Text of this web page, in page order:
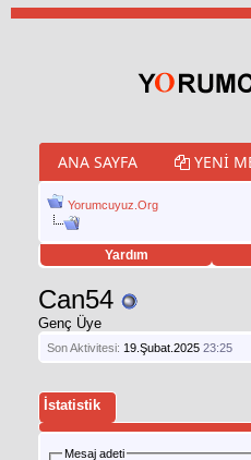
ANA SAYFA YENI
Yorumcuyuz.Org
Yardım
hilesi
Can54
Genç Üye
Son Aktivitesi: 19.Şubat.2025 23:25
İstatistik
Mesaj adeti